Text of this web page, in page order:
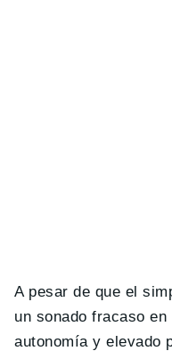
A pesar de que el
un sonado fracaso
autonomía y elevado